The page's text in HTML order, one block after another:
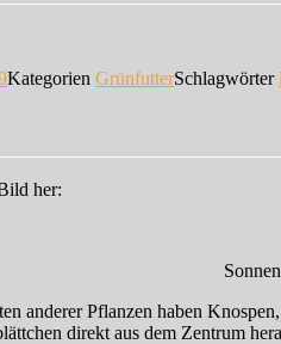
Kategorien GrünfutterSchlagwörter
her:
anderer Pflanzen haben
direkt aus dem Zentrum